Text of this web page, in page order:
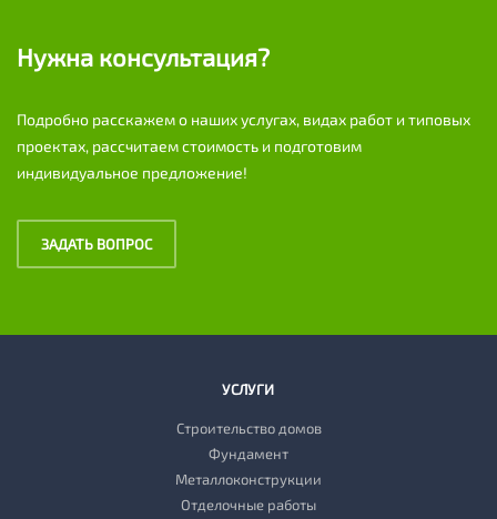
Нужна консультация?
Подробно расскажем о наших услугах, видах работ и типовых
проектах, рассчитаем стоимость и подготовим
индивидуальное предложение!
ЗАДАТЬ ВОПРОС
УСЛУГИ
Строительство домов
Фундамент
Металлоконструкции
Отделочные работы